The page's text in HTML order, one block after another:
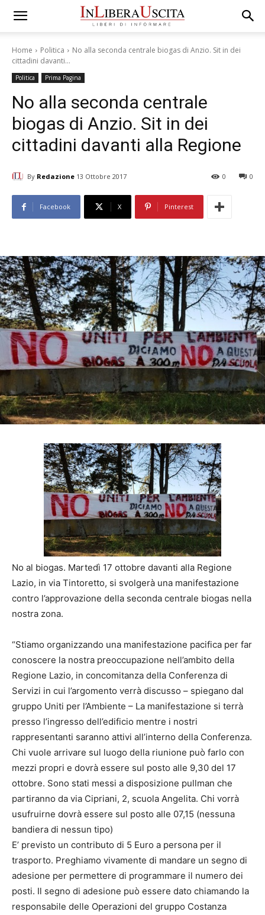
Home Politica
No alla seconda centrale biogas di Anzio. Sit in dei
cittadini davanti...
Politica Prima Pagina
No alla seconda centrale
biogas di Anzio. Sit in dei
cittadini davanti alla Regione
By Redazione 13 Ottobre 2017 0
0
Facebook X Pinterest
No al biogas. Martedì 17 ottobre davanti alla Regione
Lazio, in via Tintoretto, si svolgerà una manifestazione
contro l’approvazione della seconda centrale biogas nella
nostra zona.
“Stiamo organizzando una manifestazione pacifica per far
conoscere la nostra preoccupazione nell’ambito della
Regione Lazio, in concomitanza della Conferenza di
Servizi in cui l’argomento verrà discusso – spiegano dal
gruppo Uniti per l’Ambiente – La manifestazione si terrà
presso l’ingresso dell’edificio mentre i nostri
rappresentanti saranno attivi all’interno della Conferenza.
Chi vuole arrivare sul luogo della riunione può farlo con
mezzi propri e dovrà essere sul posto alle 9,30 del 17
ottobre. Sono stati messi a disposizione pullman che
partiranno da via Cipriani, 2, scuola Angelita. Chi vorrà
usufruirne dovrà essere sul posto alle 07,15 (nessuna
bandiera di nessun tipo)
E’ previsto un contributo di 5 Euro a persona per il
trasporto. Preghiamo vivamente di mandare un segno di
adesione per permettere di programmare il numero dei
posti. Il segno di adesione può essere dato chiamando la
responsabile delle Operazioni del gruppo Costanza